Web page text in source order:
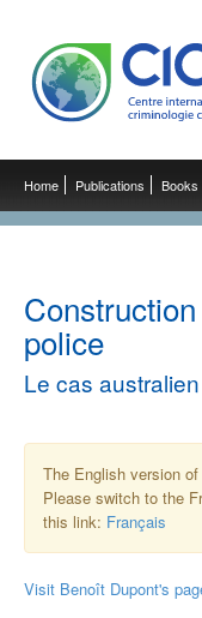
Home Publications Books
police
Le cas australien
The English version
Please switch to the
this link: Français
Visit Benoît Dupont's